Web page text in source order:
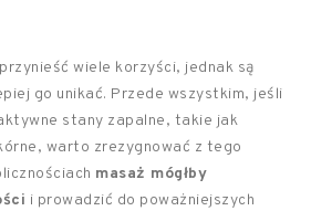
wiele korzyści, jednak są
go unikać. Przede wszystkim, jeśli
stany zapalne, takie jak
warto zrezygnować z tego
masaż mógłby
i prowadzić do poważniejszych